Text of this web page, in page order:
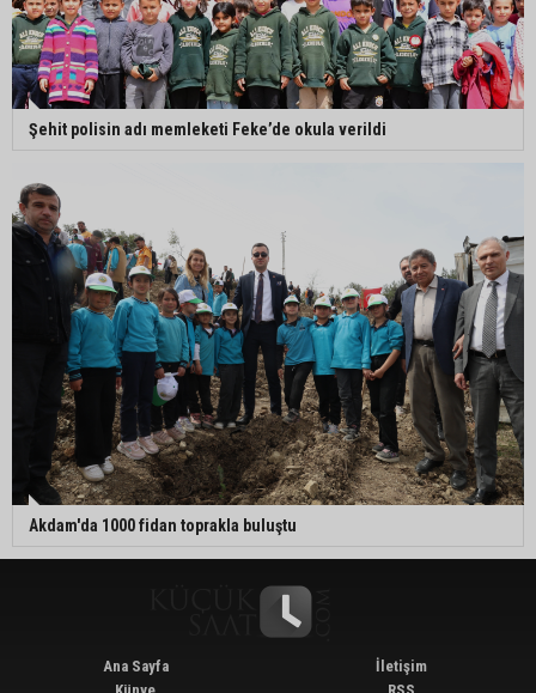
Şehit polisin adı memleketi Feke’de okula verildi
Akdam'da 1000 fidan toprakla buluştu
Ana Sayfa
İletişim